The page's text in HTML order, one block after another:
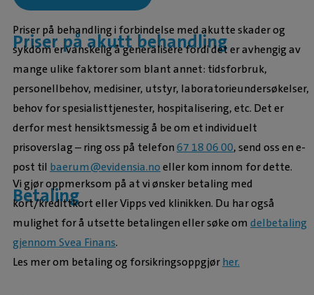
Priser på akutt behandling
Priser på behandling i forbindelse med akutte skader og
sykdom er vanskelig å generalisere fordi det er avhengig av
mange ulike faktorer som blant annet: tidsforbruk,
personellbehov, medisiner, utstyr, laboratorieundersøkelser,
behov for spesialisttjenester, hospitalisering, etc. Det er
derfor mest hensiktsmessig å be om et individuelt
prisoverslag – ring oss på telefon67 18 06 00, send oss en e-
post til baerum@evidensia.noeller kom innom for dette.
Betaling
Vi gjør oppmerksom på at vi ønsker betaling med
kort/kredittkort eller Vipps ved klinikken. Du har også
mulighet for å utsette betalingen eller søke om delbetaling
gjennom Svea Finans.
Les mer om betaling og forsikringsoppgjørher.